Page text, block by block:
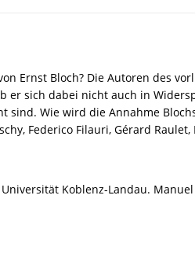
Ernst Bloch? Die Autoren des
sich dabei nicht auch in
Wie wird die Annahme
Federico Filauri, Gérard
Koblenz-Landau.